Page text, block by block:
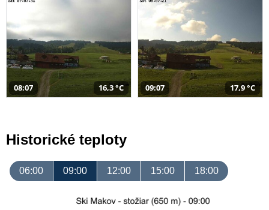
08:07 16,3 °C 09:07 17,9 °C
Historické teploty
06:00 09:00 12:00 15:00 18:00